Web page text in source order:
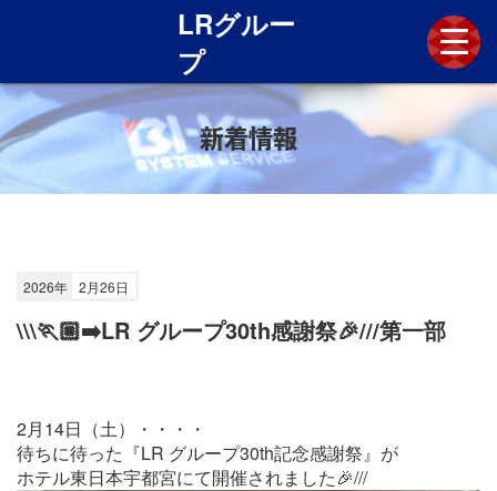
LRグルー
プ
新着情報
LRグループとは
技術と歴史
お問い合わせ
新着情報
2026年 2月26日
\\\🏃🏼‍➡️LR グループ30th感謝祭🎉///第一部
2月14日（土）・・・・
待ちに待った『LR グループ30th記念感謝祭』が
ホテル東日本宇都宮にて開催されました🎉///